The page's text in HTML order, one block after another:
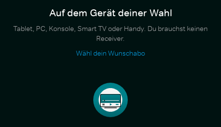
Auf dem Gerät deiner Wahl
Tablet, PC, Konsole, Smart TV oder Handy. Du brauchst keinen
Receiver.
Wähl dein Wunschabo